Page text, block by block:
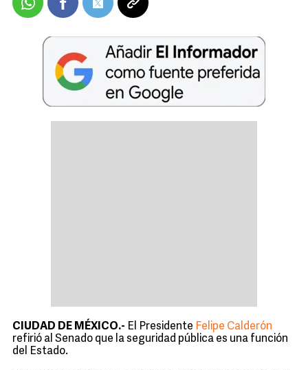
CIUDAD DE MÉXICO.- El Presidente Felipe Calderón
refirió al Senado que la seguridad pública es una función
del Estado.